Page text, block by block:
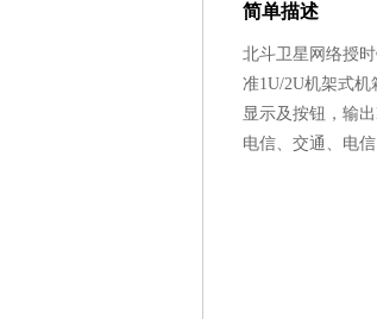
简单描述
北斗卫星网络授
准1U/2U机架式机
显示及按钮，输
电信、交通、电